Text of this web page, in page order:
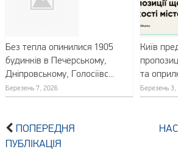
Без тепла опинилися 1905
будинків в Печерському,
Дніпровському, Голосіївс...
Березень 7, 2026
Київ
та
Березень 3,
ПОПЕРЕДНЯ
ПУБЛІКАЦІЯ